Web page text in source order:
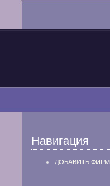
Навигация
ДОБАВИТЬ